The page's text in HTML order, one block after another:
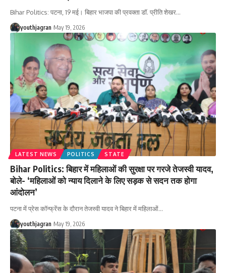
Bihar Politics: पटना, 19 मई। बिहार भाजपा की प्रवक्ता डॉ. प्रीति शेखर…
youthjagran May 19, 2026
LATEST NEWS POLITICS STATE
Bihar Politics: बिहार में महिलाओं की सुरक्षा पर गरजे तेजस्वी यादव,
बोले- ‘महिलाओं को न्याय दिलाने के लिए सड़क से सदन तक होगा
आंदोलन’
पटना में प्रेस कॉन्फ्रेंस के दौरान तेजस्वी यादव ने बिहार में महिलाओं…
youthjagran May 19, 2026